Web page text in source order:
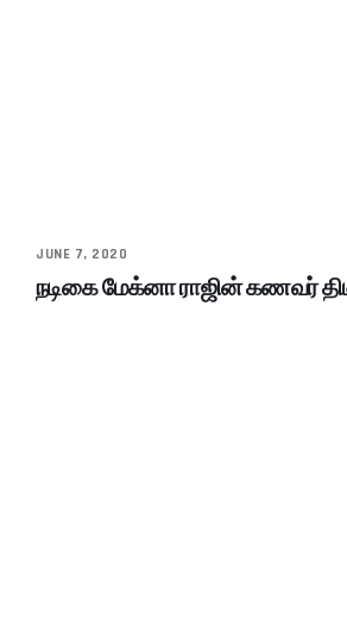
JUNE 7, 2020
நடிகை மேக்னா ராஜின் கணவர்